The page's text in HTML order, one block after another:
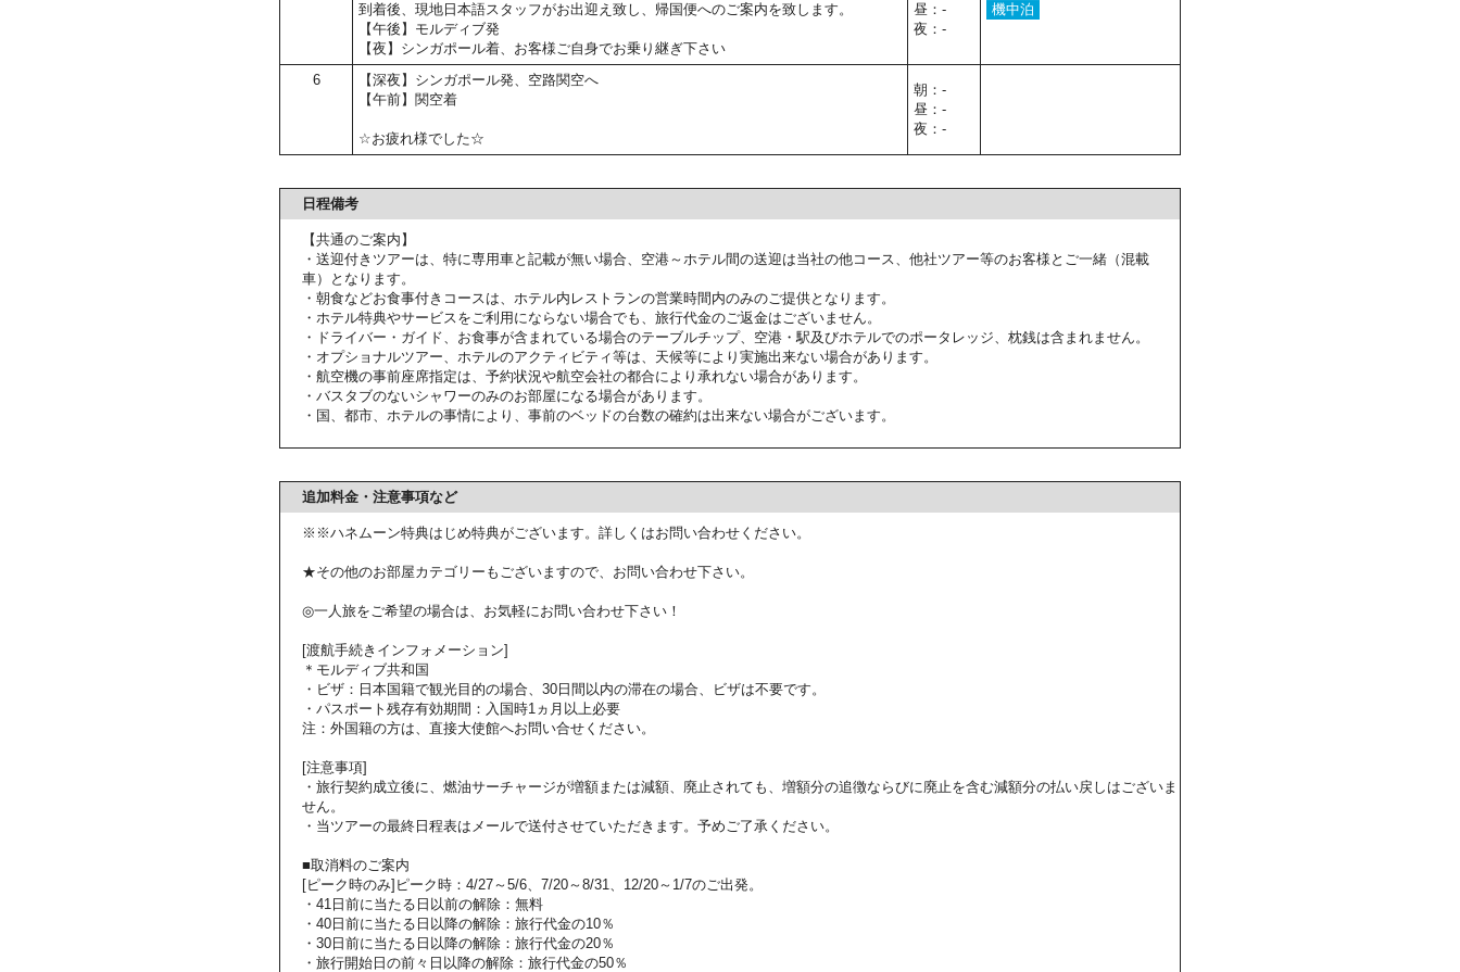
到着後、現地日本語スタッフがお出迎え致し、帰国便へのご案内を致します。
【午後】モルディブ発
【夜】シンガポール着、お客様ご自身でお乗り継ぎ下さい
昼：-
夜：-
機中泊
6
【深夜】シンガポール発、空路関空へ
【午前】関空着
☆お疲れ様でした☆
朝：-
昼：-
夜：-
日程備考
【共通のご案内】
・送迎付きツアーは、特に専用車と記載が無い場合、空港～ホテル間の送迎は当社の他コース、他社ツアー等のお客様とご一緒（混載
車）となります。
・朝食などお食事付きコースは、ホテル内レストランの営業時間内のみのご提供となります。
・ホテル特典やサービスをご利用にならない場合でも、旅行代金のご返金はございません。
・ドライバー・ガイド、お食事が含まれている場合のテーブルチップ、空港・駅及びホテルでのポータレッジ、枕銭は含まれません。
・オプショナルツアー、ホテルのアクティビティ等は、天候等により実施出来ない場合があります。
・航空機の事前座席指定は、予約状況や航空会社の都合により承れない場合があります。
・バスタブのないシャワーのみのお部屋になる場合があります。
・国、都市、ホテルの事情により、事前のベッドの台数の確約は出来ない場合がございます。
追加料金・注意事項など
※※ハネムーン特典はじめ特典がございます。詳しくはお問い合わせください。
★その他のお部屋カテゴリーもございますので、お問い合わせ下さい。
◎一人旅をご希望の場合は、お気軽にお問い合わせ下さい！
[渡航手続きインフォメーション]
＊モルディブ共和国
・ビザ：日本国籍で観光目的の場合、30日間以内の滞在の場合、ビザは不要です。
・パスポート残存有効期間：入国時1ヵ月以上必要
注：外国籍の方は、直接大使館へお問い合せください。
[注意事項]
・旅行契約成立後に、燃油サーチャージが増額または減額、廃止されても、増額分の追徴ならびに廃止を含む減額分の払い戻しはございま
せん。
・当ツアーの最終日程表はメールで送付させていただきます。予めご了承ください。
■取消料のご案内
[ピーク時のみ]ピーク時：4/27～5/6、7/20～8/31、12/20～1/7のご出発。
・41日前に当たる日以前の解除：無料
・40日前に当たる日以降の解除：旅行代金の10％
・30日前に当たる日以降の解除：旅行代金の20％
・旅行開始日の前々日以降の解除：旅行代金の50％